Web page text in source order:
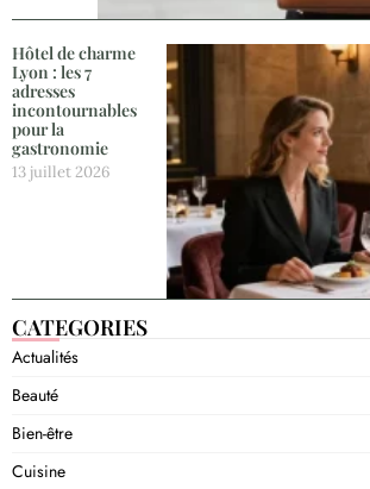
Hôtel de charme
Lyon : les 7
adresses
incontournables
pour la
gastronomie
13 juillet 2026
CATEGORIES
Actualités
Beauté
Bien-être
Cuisine